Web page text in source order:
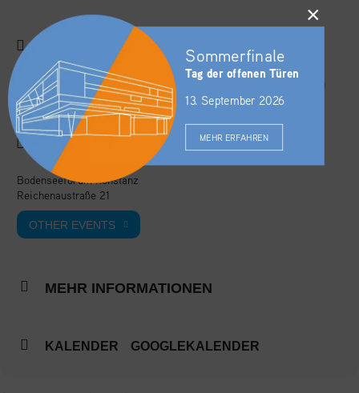
Oktober 7, 2026-Oktober 8, 2026 (Ganztägig)
ORT
Bodenseeforum Konstanz
Reichenaustraße 21
OTHER EVENTS
MEHR INFORMATIONEN
KALENDER GOOGLEKALENDER
Sommerfinale
Tag der offenen Türen
13. September 2026
×
MEHR ERFAHREN